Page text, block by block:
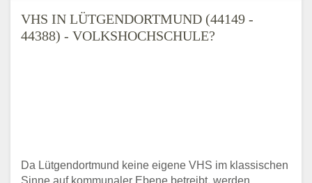
VHS IN LÜTGENDORTMUND (44149 -
44388) - VOLKSHOCHSCHULE?
Da Lütgendortmund keine eigene VHS im klassischen
Sinne auf kommunaler Ebene betreibt, werden